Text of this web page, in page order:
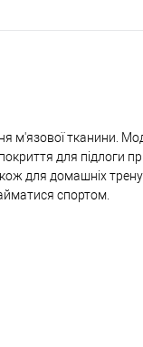
м'язової тканини.
для підлоги
для домашніх
спортом.